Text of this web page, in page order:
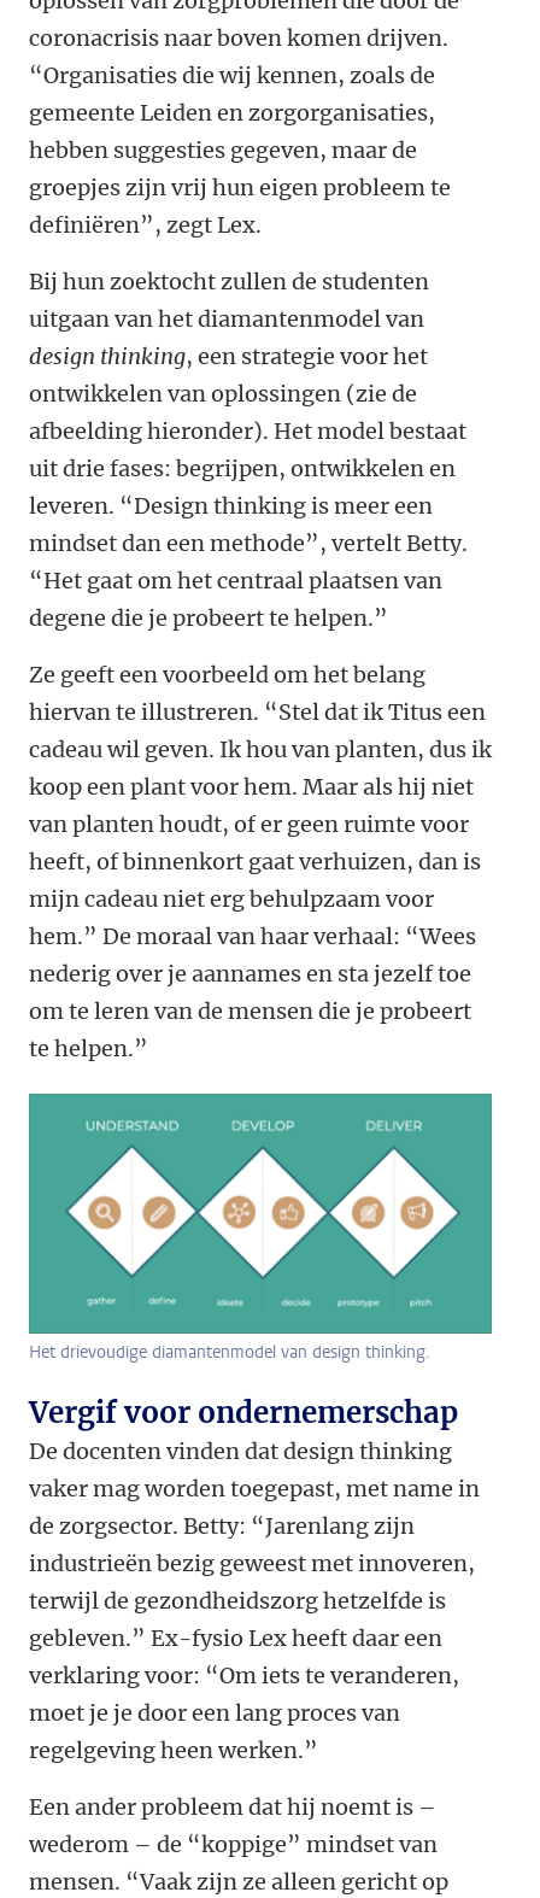
coronacrisis naar boven komen drijven.
“Organisaties die wij kennen, zoals de
gemeente Leiden en zorgorganisaties,
hebben suggesties gegeven, maar de
groepjes zijn vrij hun eigen probleem te
definiëren”, zegt Lex.
Bij hun zoektocht zullen de studenten
uitgaan van het diamantenmodel van
design thinking, een strategie voor het
ontwikkelen van oplossingen (zie de
afbeelding hieronder). Het model bestaat
uit drie fases: begrijpen, ontwikkelen en
leveren. “Design thinking is meer een
mindset dan een methode”, vertelt Betty.
“Het gaat om het centraal plaatsen van
degene die je probeert te helpen.”
Ze geeft een voorbeeld om het belang
hiervan te illustreren. “Stel dat ik Titus een
cadeau wil geven. Ik hou van planten, dus ik
koop een plant voor hem. Maar als hij niet
van planten houdt, of er geen ruimte voor
heeft, of binnenkort gaat verhuizen, dan is
mijn cadeau niet erg behulpzaam voor
hem.” De moraal van haar verhaal: “Wees
nederig over je aannames en sta jezelf toe
om te leren van de mensen die je probeert
te helpen.”
Het drievoudige diamantenmodel van design thinking.
Vergif voor ondernemerschap
De docenten vinden dat design thinking
vaker mag worden toegepast, met name in
de zorgsector. Betty: “Jarenlang zijn
industrieën bezig geweest met innoveren,
terwijl de gezondheidszorg hetzelfde is
gebleven.” Ex-fysio Lex heeft daar een
verklaring voor: “Om iets te veranderen,
moet je je door een lang proces van
regelgeving heen werken.”
Een ander probleem dat hij noemt is –
wederom – de “koppige” mindset van
mensen. “Vaak zijn ze alleen gericht op